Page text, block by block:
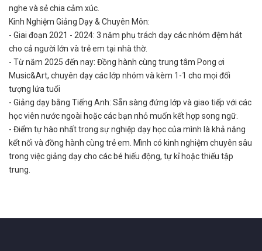
nghe và sẻ chia cảm xúc.
Kinh Nghiệm Giảng Dạy & Chuyên Môn:
- Giai đoạn 2021 - 2024: 3 năm phụ trách dạy các nhóm đệm hát
cho cả người lớn và trẻ em tại nhà thờ.
- Từ năm 2025 đến nay: Đồng hành cùng trung tâm Pong ơi
Music&Art, chuyên dạy các lớp nhóm và kèm 1-1 cho mọi đối
tượng lứa tuổi
- Giảng dạy bằng Tiếng Anh: Sẵn sàng đứng lớp và giao tiếp với các
học viên nước ngoài hoặc các bạn nhỏ muốn kết hợp song ngữ.
- Điểm tự hào nhất trong sự nghiệp dạy học của mình là khả năng
kết nối và đồng hành cùng trẻ em. Mình có kinh nghiệm chuyên sâu
trong việc giảng dạy cho các bé hiếu động, tự kỉ hoặc thiếu tập
trung.